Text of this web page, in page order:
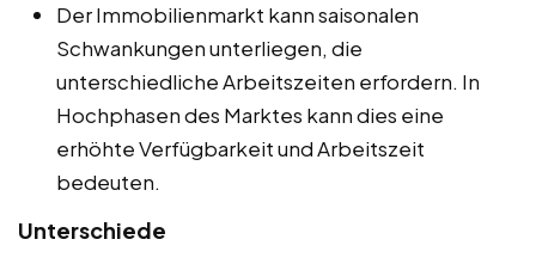
Der Immobilienmarkt kann saisonalen
Schwankungen unterliegen, die
unterschiedliche Arbeitszeiten erfordern. In
Hochphasen des Marktes kann dies eine
erhöhte Verfügbarkeit und Arbeitszeit
bedeuten.
Unterschiede